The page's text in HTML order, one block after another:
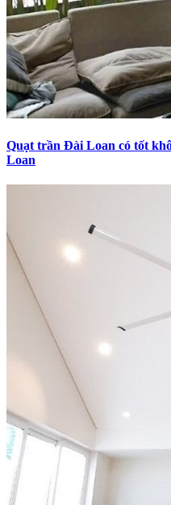
Quạt trần Đài Loan có tốt
Loan